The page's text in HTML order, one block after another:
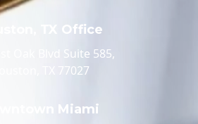
TX Office
Oak Blvd Suite 585,
TX 77027
Miami